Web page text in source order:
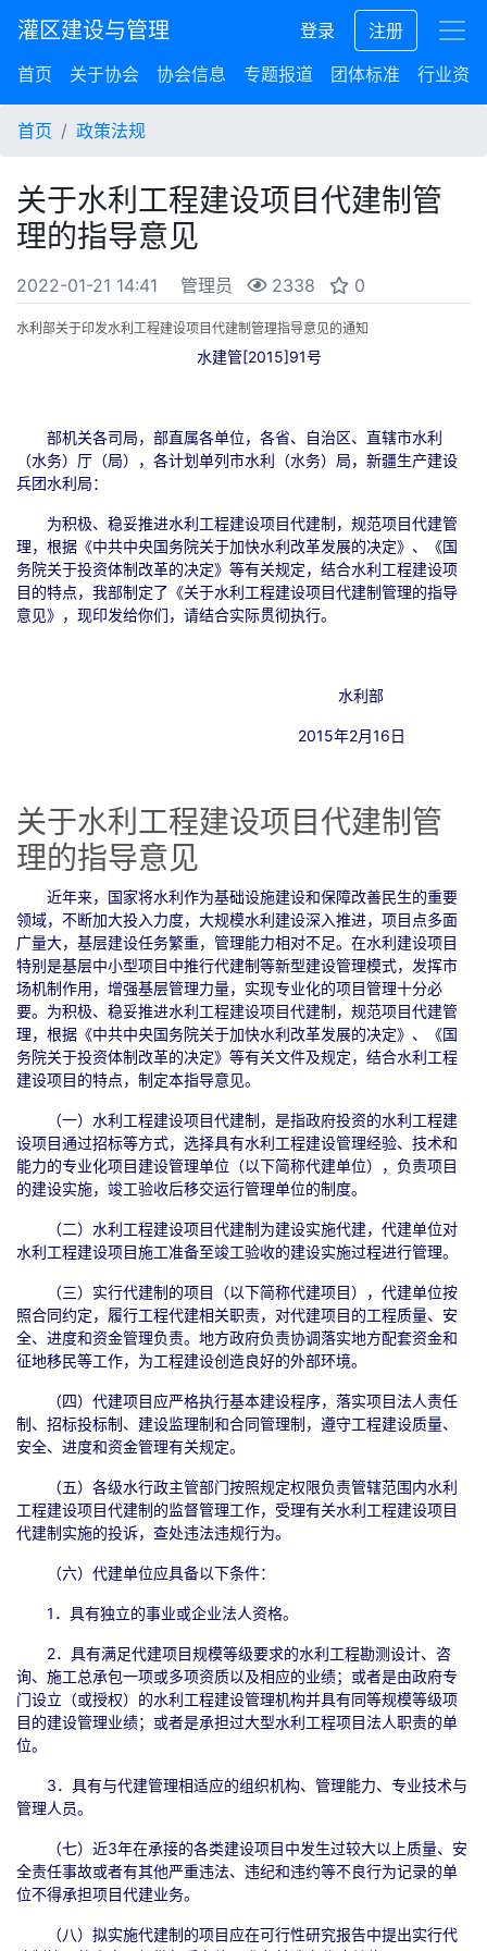
灌区建设与管理 登录
注册
首页
关于协会 协会信息 专题报道 团体标准 行业资讯
首页 政策法规
关于水利工程建设项目代建制管
理的指导意见
2022-01-21 14:41 管理员 2338 0
水利部关于印发水利工程建设项目代建制管理指导意见的通知
水建管[2015]91号
部机关各司局，部直属各单位，各省、自治区、直辖市水利
（水务）厅（局），各计划单列市水利（水务）局，新疆生产建设
兵团水利局：
为积极、稳妥推进水利工程建设项目代建制，规范项目代建管
理，根据《中共中央国务院关于加快水利改革发展的决定》、《国
务院关于投资体制改革的决定》等有关规定，结合水利工程建设项
目的特点，我部制定了《关于水利工程建设项目代建制管理的指导
意见》，现印发给你们，请结合实际贯彻执行。
水利部
2015年2月16日
关于水利工程建设项目代建制管
理的指导意见
近年来，国家将水利作为基础设施建设和保障改善民生的重要
领域，不断加大投入力度，大规模水利建设深入推进，项目点多面
广量大，基层建设任务繁重，管理能力相对不足。在水利建设项目
特别是基层中小型项目中推行代建制等新型建设管理模式，发挥市
场机制作用，增强基层管理力量，实现专业化的项目管理十分必
要。为积极、稳妥推进水利工程建设项目代建制，规范项目代建管
理，根据《中共中央国务院关于加快水利改革发展的决定》、《国
务院关于投资体制改革的决定》等有关文件及规定，结合水利工程
建设项目的特点，制定本指导意见。
（一）水利工程建设项目代建制，是指政府投资的水利工程建
设项目通过招标等方式，选择具有水利工程建设管理经验、技术和
能力的专业化项目建设管理单位（以下简称代建单位），负责项目
的建设实施，竣工验收后移交运行管理单位的制度。
（二）水利工程建设项目代建制为建设实施代建，代建单位对
水利工程建设项目施工准备至竣工验收的建设实施过程进行管理。
（三）实行代建制的项目（以下简称代建项目），代建单位按
照合同约定，履行工程代建相关职责，对代建项目的工程质量、安
全、进度和资金管理负责。地方政府负责协调落实地方配套资金和
征地移民等工作，为工程建设创造良好的外部环境。
（四）代建项目应严格执行基本建设程序，落实项目法人责任
制、招标投标制、建设监理制和合同管理制，遵守工程建设质量、
安全、进度和资金管理有关规定。
（五）各级水行政主管部门按照规定权限负责管辖范围内水利
工程建设项目代建制的监督管理工作，受理有关水利工程建设项目
代建制实施的投诉，查处违法违规行为。
（六）代建单位应具备以下条件：
1．具有独立的事业或企业法人资格。
2．具有满足代建项目规模等级要求的水利工程勘测设计、咨
询、施工总承包一项或多项资质以及相应的业绩；或者是由政府专
门设立（或授权）的水利工程建设管理机构并具有同等规模等级项
目的建设管理业绩；或者是承担过大型水利工程项目法人职责的单
位。
3．具有与代建管理相适应的组织机构、管理能力、专业技术与
管理人员。
（七）近3年在承接的各类建设项目中发生过较大以上质量、安
全责任事故或者有其他严重违法、违纪和违约等不良行为记录的单
位不得承担项目代建业务。
（八）拟实施代建制的项目应在可行性研究报告中提出实行代